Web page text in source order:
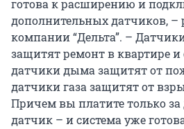
готова к расширению и
дополнительных датчиков, –
компании “Дельта”. –
защитят ремонт в квартире и
датчики дыма защитят от
датчики газа защитят от
Причем вы платите только
датчик – и система уже